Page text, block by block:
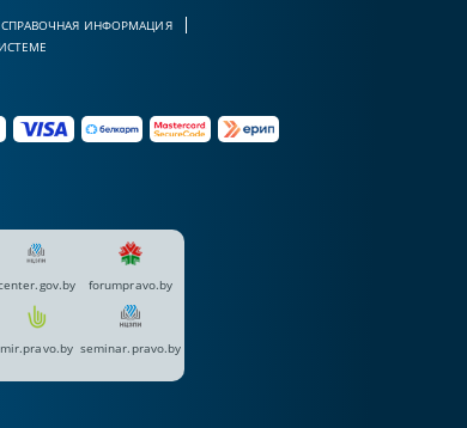
СПРАВОЧНАЯ ИНФОРМАЦИЯ
forumpravo.by
mir.pravo.by seminar.pravo.by